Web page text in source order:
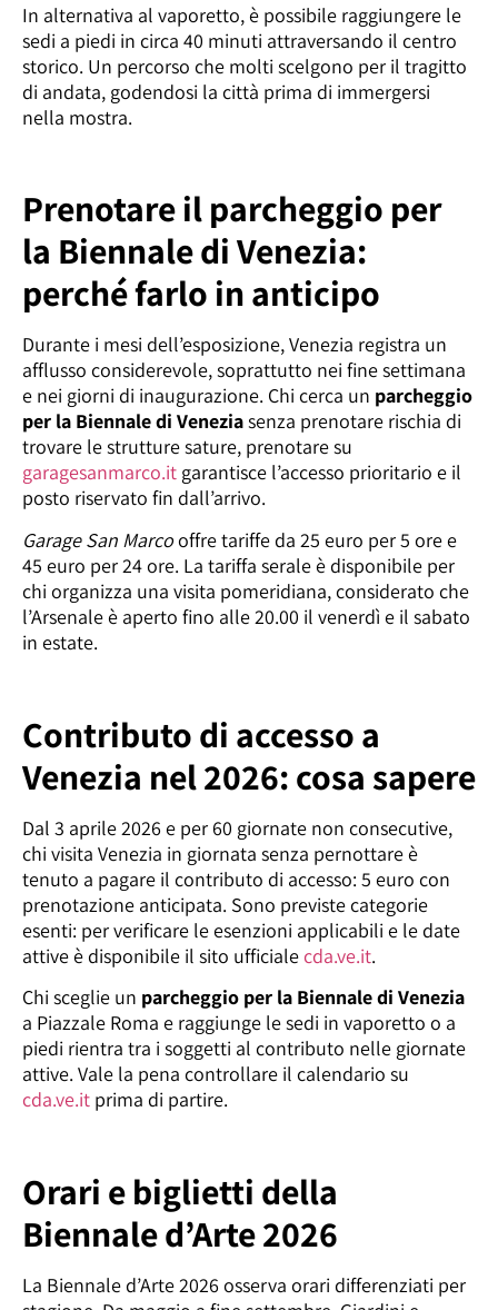
In alternativa al vaporetto, è possibile raggiungere le
sedi a piedi in circa 40 minuti attraversando il centro
storico. Un percorso che molti scelgono per il tragitto
di andata, godendosi la città prima di immergersi
nella mostra.
Prenotare il parcheggio per
la Biennale di Venezia:
perché farlo in anticipo
Durante i mesi dell’esposizione, Venezia registra un
afflusso considerevole, soprattutto nei fine settimana
e nei giorni di inaugurazione. Chi cerca un parcheggio
per la Biennale di Veneziasenza prenotare rischia di
trovare le strutture sature, prenotare su
garagesanmarco.it garantisce l’accesso prioritario e il
posto riservato fin dall’arrivo.
Garage San Marcooffre tariffe da 25 euro per 5 ore e
45 euro per 24 ore. La tariffa serale è disponibile per
chi organizza una visita pomeridiana, considerato che
l’Arsenale è aperto fino alle 20.00 il venerdì e il sabato
in estate.
Contributo di accesso a
Venezia nel 2026: cosa sapere
Dal 3 aprile 2026 e per 60 giornate non consecutive,
chi visita Venezia in giornata senza pernottare è
tenuto a pagare il contributo di accesso: 5 euro con
prenotazione anticipata. Sono previste categorie
esenti: per verificare le esenzioni applicabili e le date
attive è disponibile il sito ufficialecda.ve.it.
Chi sceglie un parcheggio per la Biennale di Venezia
a Piazzale Roma e raggiunge le sedi in vaporetto o a
piedi rientra tra i soggetti al contributo nelle giornate
attive. Vale la pena controllare il calendario su
cda.ve.it prima di partire.
Orari e biglietti della
Biennale d’Arte 2026
La Biennale d’Arte 2026 osserva orari differenziati per